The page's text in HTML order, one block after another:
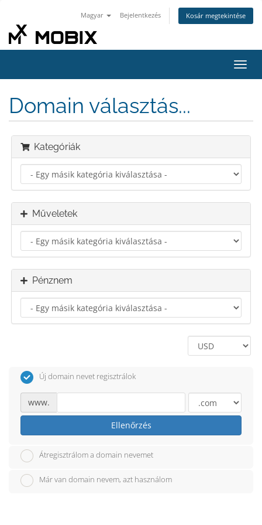
Magyar Bejelentkezés Kosár megtekintése
a
Domain választás...
Kategóriák
Műveletek
Pénznem
Új domain nevet regisztrálok
www.
Ellenőrzés
Átregisztrálom a domain nevemet
Már van domain nevem, azt használom